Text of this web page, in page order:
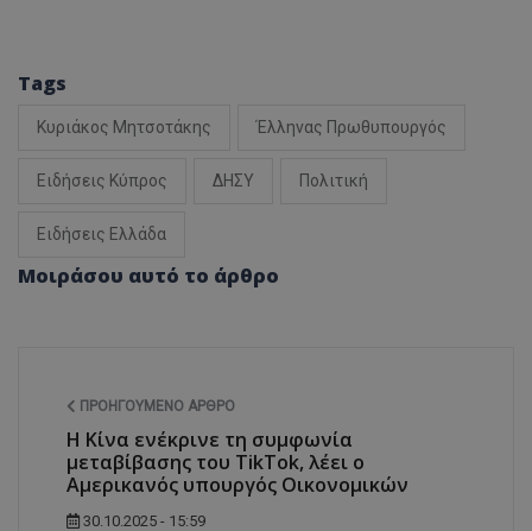
Tags
Κυριάκος Μητσοτάκης Έλληνας Πρωθυπουργός
Ειδήσεις Κύπρος ΔΗΣΥ Πολιτική
Ειδήσεις Ελλάδα
Μοιράσου αυτό το άρθρο
ΠΡΟΗΓΟΎΜΕΝΟ ΆΡΘΡΟ
Η Κίνα ενέκρινε τη συμφωνία
μεταβίβασης του TikTok, λέει ο
Αμερικανός υπουργός Οικονομικών
30.10.2025 - 15:59